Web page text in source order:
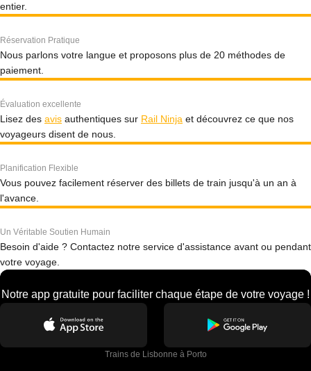
entier.
Réservation Pratique
Nous parlons votre langue et proposons plus de 20 méthodes de
paiement.
Évaluation excellente
Lisez des avis authentiques sur Rail Ninja et découvrez ce que nos
voyageurs disent de nous.
Planification Flexible
Vous pouvez facilement réserver des billets de train jusqu'à un an à
l'avance.
Un Véritable Soutien Humain
Besoin d'aide ? Contactez notre service d'assistance avant ou pendant
votre voyage.
Notre app gratuite pour faciliter chaque étape de votre voyage !
Trains de Lisbonne à Porto